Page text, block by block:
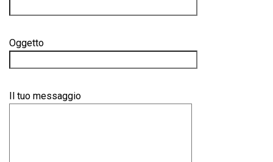
Oggetto
Il tuo messaggio